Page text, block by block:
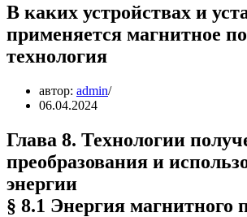
В каких устройствах и
применяется магнитное
технология
автор: admin
06.04.2024
Глава 8. Технологии
преобразования и
энергии
§ 8.1 Энергия магнитного